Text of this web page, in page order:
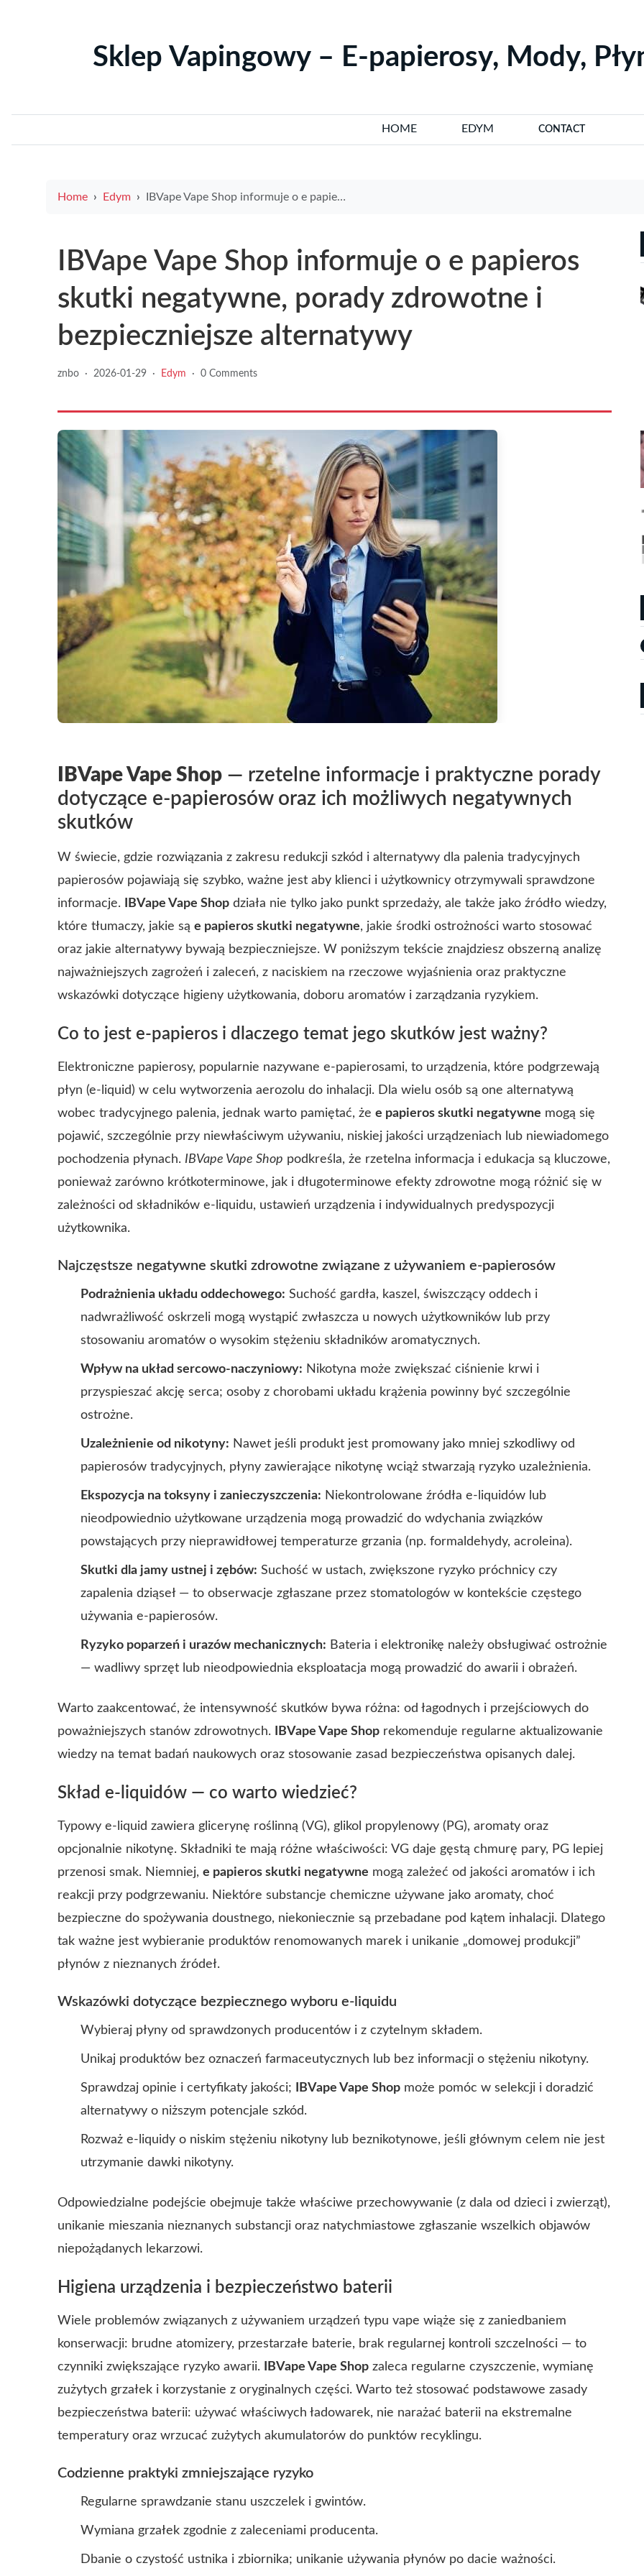
Sklep Vapingowy – E-papierosy, Mody,
HOME EDYM CONTACT
Home Edym IBVape Vape Shop informuje o e papieros skutki negatywne, porady zdrowotne i bezpieczniejsze alternatywy
IBVape Vape Shop informuje o e papieros
skutki negatywne, porady zdrowotne i
bezpieczniejsze alternatywy
znbo · 2026-01-29 · Edym · 0 Comments
IBVape Vape Shop — rzetelne informacje i praktyczne porady
dotyczące e-papierosów oraz ich możliwych negatywnych
skutków
W świecie, gdzie rozwiązania z zakresu redukcji szkód i alternatywy dla palenia tradycyjnych
papierosów pojawiają się szybko, ważne jest aby klienci i użytkownicy otrzymywali sprawdzone
informacje.
IBVape Vape Shop działa nie tylko jako punkt sprzedaży, ale także jako źródło wiedzy,
które tłumaczy, jakie są e papieros skutki negatywne, jakie środki ostrożności warto stosować
oraz jakie alternatywy bywają bezpieczniejsze. W poniższym tekście znajdziesz obszerną analizę
najważniejszych zagrożeń i zaleceń, z naciskiem na rzeczowe wyjaśnienia oraz praktyczne
wskazówki dotyczące higieny użytkowania, doboru aromatów i zarządzania ryzykiem.
Co to jest e-papieros i dlaczego temat jego skutków jest ważny?
Elektroniczne papierosy, popularnie nazywane e-papierosami, to urządzenia, które podgrzewają
płyn (e-liquid) w celu wytworzenia aerozolu do inhalacji. Dla wielu osób są one alternatywą
wobec tradycyjnego palenia, jednak warto pamiętać, że e papieros skutki negatywne mogą się
pojawić, szczególnie przy niewłaściwym używaniu, niskiej jakości urządzeniach lub niewiadomego
pochodzenia płynach. IBVape Vape Shop podkreśla, że rzetelna informacja i edukacja są kluczowe,
ponieważ zarówno krótkoterminowe, jak i długoterminowe efekty zdrowotne mogą różnić się w
zależności od składników e-liquidu, ustawień urządzenia i indywidualnych predyspozycji
użytkownika.
Najczęstsze negatywne skutki zdrowotne związane z używaniem e-papierosów
Podrażnienia układu oddechowego: Suchość gardła, kaszel, świszczący oddech i
nadwrażliwość oskrzeli mogą wystąpić zwłaszcza u nowych użytkowników lub przy
stosowaniu aromatów o wysokim stężeniu składników aromatycznych.
Wpływ na układ sercowo-naczyniowy: Nikotyna może zwiększać ciśnienie krwi i
przyspieszać akcję serca; osoby z chorobami układu krążenia powinny być szczególnie
ostrożne.
Uzależnienie od nikotyny: Nawet jeśli produkt jest promowany jako mniej szkodliwy od
papierosów tradycyjnych, płyny zawierające nikotynę wciąż stwarzają ryzyko uzależnienia.
Ekspozycja na toksyny i zanieczyszczenia: Niekontrolowane źródła e-liquidów lub
nieodpowiednio użytkowane urządzenia mogą prowadzić do wdychania związków
powstających przy nieprawidłowej temperaturze grzania (np. formaldehydy, acroleina).
Skutki dla jamy ustnej i zębów: Suchość w ustach, zwiększone ryzyko próchnicy czy
zapalenia dziąseł — to obserwacje zgłaszane przez stomatologów w kontekście częstego
używania e-papierosów.
Ryzyko poparzeń i urazów mechanicznych: Bateria i elektronikę należy obsługiwać ostrożnie
— wadliwy sprzęt lub nieodpowiednia eksploatacja mogą prowadzić do awarii i obrażeń.
Warto zaakcentować, że intensywność skutków bywa różna: od łagodnych i przejściowych do
poważniejszych stanów zdrowotnych.
IBVape Vape Shop rekomenduje regularne aktualizowanie
wiedzy na temat badań naukowych oraz stosowanie zasad bezpieczeństwa opisanych dalej.
Skład e-liquidów — co warto wiedzieć?
Typowy e-liquid zawiera glicerynę roślinną (VG), glikol propylenowy (PG), aromaty oraz
opcjonalnie nikotynę. Składniki te mają różne właściwości: VG daje gęstą chmurę pary, PG lepiej
przenosi smak. Niemniej, e papieros skutki negatywne mogą zależeć od jakości aromatów i ich
reakcji przy podgrzewaniu. Niektóre substancje chemiczne używane jako aromaty, choć
bezpieczne do spożywania doustnego, niekoniecznie są przebadane pod kątem inhalacji. Dlatego
tak ważne jest wybieranie produktów renomowanych marek i unikanie „domowej produkcji”
płynów z nieznanych źródeł.
Wskazówki dotyczące bezpiecznego wyboru e-liquidu
Wybieraj płyny od sprawdzonych producentów i z czytelnym składem.
Unikaj produktów bez oznaczeń farmaceutycznych lub bez informacji o stężeniu nikotyny.
Sprawdzaj opinie i certyfikaty jakości; IBVape Vape Shop może pomóc w selekcji i doradzić
alternatywy o niższym potencjale szkód.
Rozważ e-liquidy o niskim stężeniu nikotyny lub beznikotynowe, jeśli głównym celem nie jest
utrzymanie dawki nikotyny.
Odpowiedzialne podejście obejmuje także właściwe przechowywanie (z dala od dzieci i zwierząt),
unikanie mieszania nieznanych substancji oraz natychmiastowe zgłaszanie wszelkich objawów
niepożądanych lekarzowi.
Higiena urządzenia i bezpieczeństwo baterii
Wiele problemów związanych z używaniem urządzeń typu vape wiąże się z zaniedbaniem
konserwacji: brudne atomizery, przestarzałe baterie, brak regularnej kontroli szczelności — to
czynniki zwiększające ryzyko awarii.
IBVape Vape Shop zaleca regularne czyszczenie, wymianę
zużytych grzałek i korzystanie z oryginalnych części. Warto też stosować podstawowe zasady
bezpieczeństwa baterii: używać właściwych ładowarek, nie narażać baterii na ekstremalne
temperatury oraz wrzucać zużytych akumulatorów do punktów recyklingu.
Codzienne praktyki zmniejszające ryzyko
Regularne sprawdzanie stanu uszczelek i gwintów.
Wymiana grzałek zgodnie z zaleceniami producenta.
Dbanie o czystość ustnika i zbiornika; unikanie używania płynów po dacie ważności.